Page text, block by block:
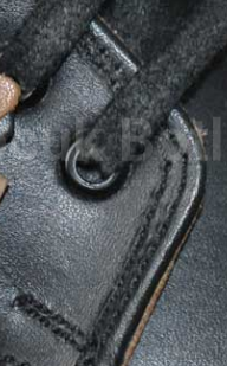
modellerimizi